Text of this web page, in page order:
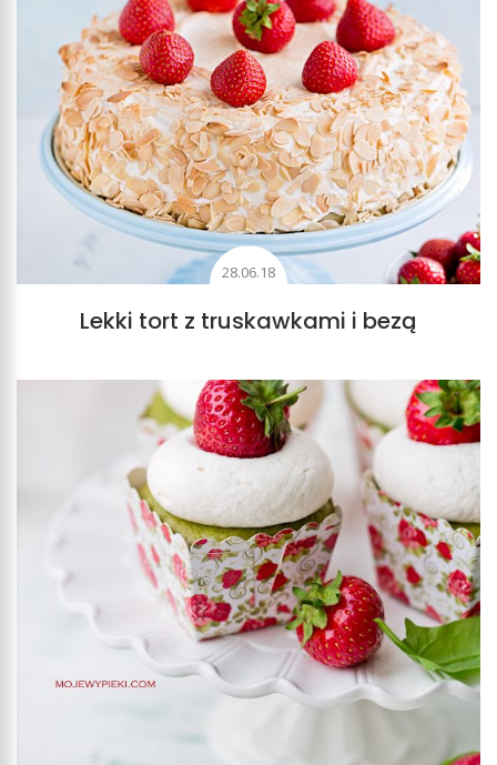
28.06.18
Lekki tort z truskawkami i bezą